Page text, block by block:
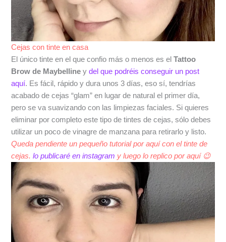
Cejas con tinte en casa
El único tinte en el que confio más o menos es elTattoo
Brow de Maybelline ydel que podréis conseguir un post
aquí. Es fácil, rápido y dura unos 3 días, eso sí, tendrías
acabado de cejas “glam” en lugar de natural el primer día,
pero se va suavizando con las limpiezas faciales. Si quieres
eliminar por completo este tipo de tintes de cejas, sólo debes
utilizar un poco de vinagre de manzana para retirarlo y listo.
Queda pendiente un pequeño tutorial por aquí con el tinte de
cejas.lo publicaré en instagram y luego lo replico por aquí 😉